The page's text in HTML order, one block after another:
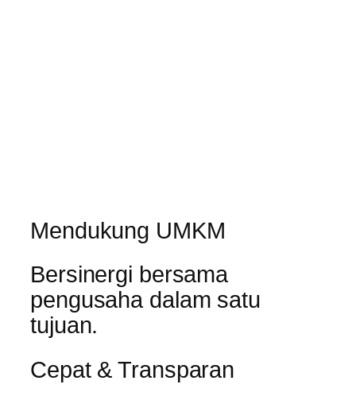
Mendukung UMKM
Bersinergi bersama
pengusaha dalam satu
tujuan.
Cepat & Transparan